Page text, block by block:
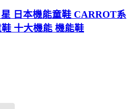
日本機能童鞋 CARROT系
十大機能 機能鞋